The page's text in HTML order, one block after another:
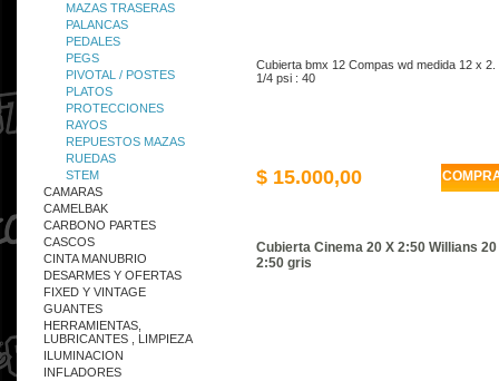
MAZAS TRASERAS
PALANCAS
PEDALES
PEGS
PIVOTAL / POSTES
PLATOS
PROTECCIONES
RAYOS
REPUESTOS MAZAS
RUEDAS
STEM
CAMARAS
CAMELBAK
CARBONO PARTES
CASCOS
CINTA MANUBRIO
DESARMES Y OFERTAS
FIXED Y VINTAGE
GUANTES
HERRAMIENTAS,
LUBRICANTES , LIMPIEZA
ILUMINACION
INFLADORES
Cubierta bmx 12 Compas wd medida 12 x 2.
1/4 psi : 40
$ 15.000,00
Cubierta Cinema 20 X 2:50 Willians
2:50 gris